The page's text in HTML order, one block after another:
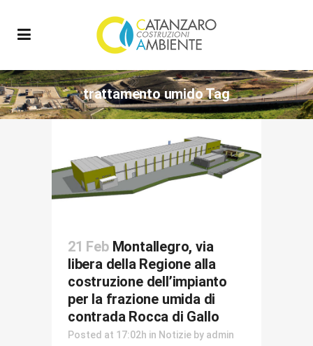
trattamento umido Tag
21 Feb Montallegro, via
libera della Regione alla
costruzione dell’impianto
per la frazione umida di
contrada Rocca di Gallo
Posted at 17:02h in Notizie by admin